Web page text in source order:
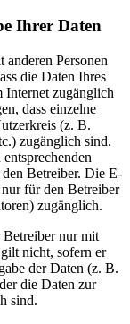
Ihrer Daten
anderen Personen
die Daten Ihres
Internet zugänglich
dass einzelne
(z. B.
zugänglich sind.
Betreiber. Die E-
für den Betreiber
zugänglich.
Betreiber nur mit
nicht, sofern er
der Daten (z. B.
die Daten zur
sind.